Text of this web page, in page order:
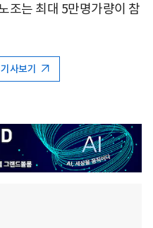
조는 최대 5만명가량이 참
사보기